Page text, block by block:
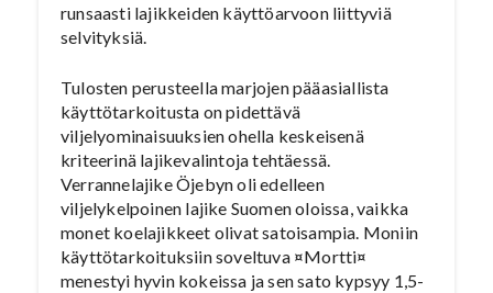
runsaasti lajikkeiden käyttöarvoon liittyviä
selvityksiä.
Tulosten perusteella marjojen pääasiallista
käyttötarkoitusta on pidettävä
viljelyominaisuuksien ohella keskeisenä
kriteerinä lajikevalintoja tehtäessä.
Verrannelajike Öjebyn oli edelleen
viljelykelpoinen lajike Suomen oloissa, vaikka
monet koelajikkeet olivat satoisampia. Moniin
käyttötarkoituksiin soveltuva ¤Mortti¤
menestyi hyvin kokeissa ja sen sato kypsyy 1,5-